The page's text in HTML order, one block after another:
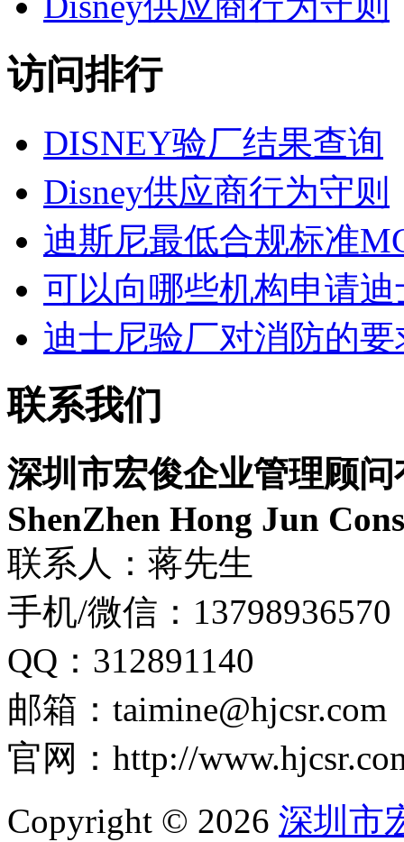
访问排行
DISNEY验厂结果查询
Disney供应商行为守则
迪斯尼最低合规标准
可以向哪些机构申请
迪士尼验厂对消防的要
联系我们
深圳市宏俊企业管理顾
ShenZhen Hong Jun
联系人：蒋先生
手机/微信：13798936570
QQ：312891140
邮箱：taimine@hjcsr.com
官网：http://
Copyright © 2026 深圳市